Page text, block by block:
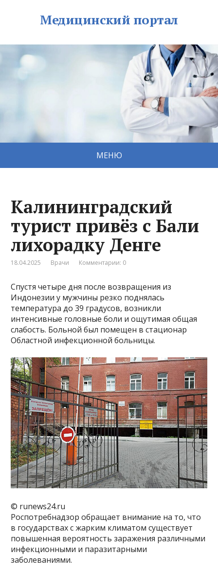
Медицинский портал
МЕНЮ
Калининградский
турист привёз с Бали
лихорадку Денге
18.04.2025 Врачи Комментарии: 0
Спустя четыре дня после возвращения из
Индонезии у мужчины резко поднялась
температура до 39 градусов, возникли
интенсивные головные боли и ощутимая общая
слабость. Больной был помещен в стационар
Областной инфекционной больницы.
© runews24.ru
Роспотребнадзор обращает внимание на то, что
в государствах с жарким климатом существует
повышенная вероятность заражения различными
инфекционными и паразитарными
заболеваниями.